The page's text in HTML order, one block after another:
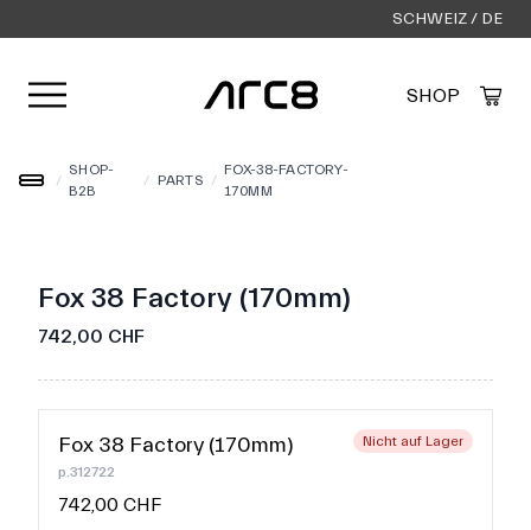
SCHWEIZ / DE
Menü öffnen SHOP
/
SHOP-
B2B
/ PARTS /
FOX-38-FACTORY-
170MM
Fox 38 Factory (170mm)
742,00 CHF
Fox 38 Factory (170mm)
p.312722
Nicht auf Lager
742,00 CHF